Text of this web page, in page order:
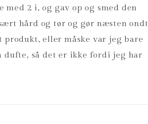
2 i, og gav op og smed den
hård og tør og gør næsten ondt
eller måske var jeg bare
så det er ikke fordi jeg har